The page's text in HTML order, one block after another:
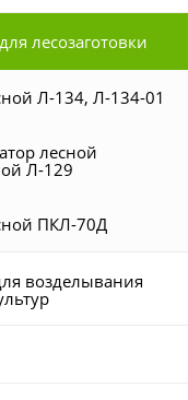
лесозаготовки
Л-134, Л-134-01
лесной
Л-129
ПКЛ-70Д
возделывания